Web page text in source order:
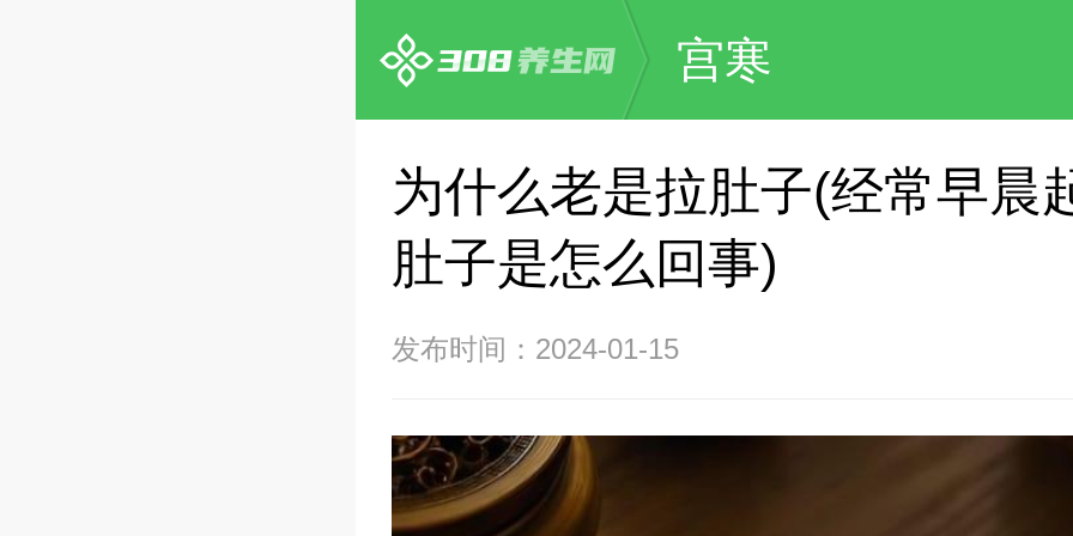
宫寒
为什么老是拉肚子(经常早晨
肚子是怎么回事)
发布时间：2024-01-15